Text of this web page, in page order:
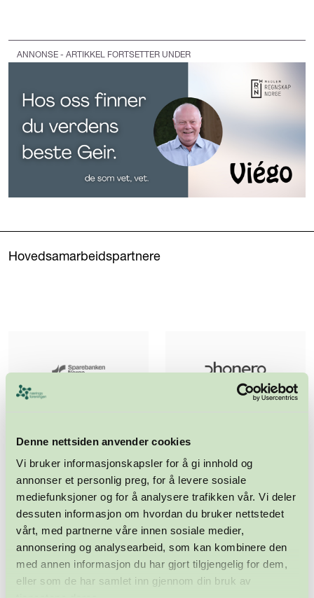
Denne nettsiden anvender cookies
Vi bruker informasjonskapsler for å gi innhold og
annonser et personlig preg, for å levere sosiale
mediefunksjoner og for å analysere trafikken vår. Vi deler
dessuten informasjon om hvordan du bruker nettstedet
vårt, med partnerne våre innen sosiale medier,
annonsering og analysearbeid, som kan kombinere den
med annen informasjon du har gjort tilgjengelig for dem,
eller som de har samlet inn gjennom din bruk av
ANNONSE - ARTIKKEL FORTSETTER UNDER
Hovedsamarbeidspartnere